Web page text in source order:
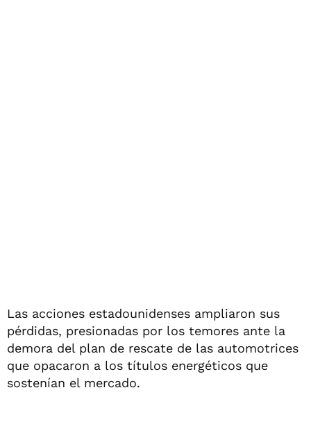
Las acciones estadounidenses ampliaron sus
pérdidas, presionadas por los temores ante la
demora del plan de rescate de las automotrices
que opacaron a los títulos energéticos que
sostenían el mercado.